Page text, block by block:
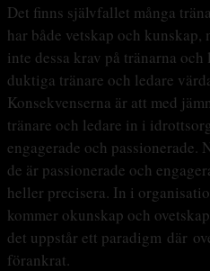
Det finns självfallet många
har både vetskap och
inte dessa krav på tränarna
duktiga tränare och ledare
Konsekvenserna är att med
tränare och ledare in i
engagerade och passionerade.
de är passionerade och
heller precisera. In i
kommer okunskap och
det uppstår ett paradigm där
förankrat.